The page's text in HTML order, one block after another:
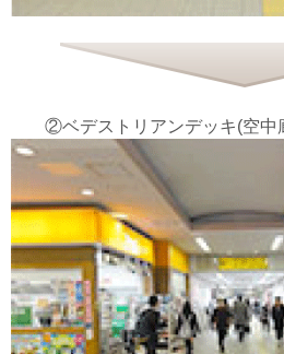
②ベデストリアンデッキ(空中